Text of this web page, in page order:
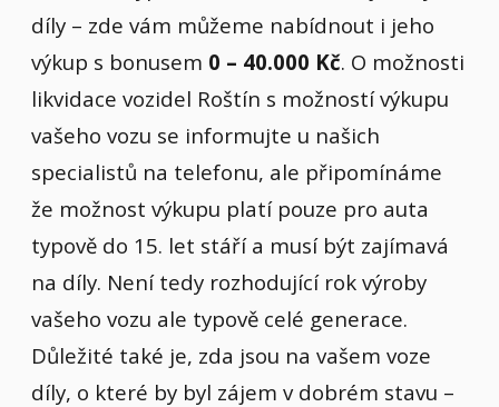
díly – zde vám můžeme nabídnout i jeho
výkup s bonusem 0 – 40.000 Kč. O možnosti
likvidace vozidel Roštín s možností výkupu
vašeho vozu se informujte u našich
specialistů na telefonu, ale připomínáme
že možnost výkupu platí pouze pro auta
typově do 15. let stáří a musí být zajímavá
na díly. Není tedy rozhodující rok výroby
vašeho vozu ale typově celé generace.
Důležité také je, zda jsou na vašem voze
díly, o které by byl zájem v dobrém stavu –